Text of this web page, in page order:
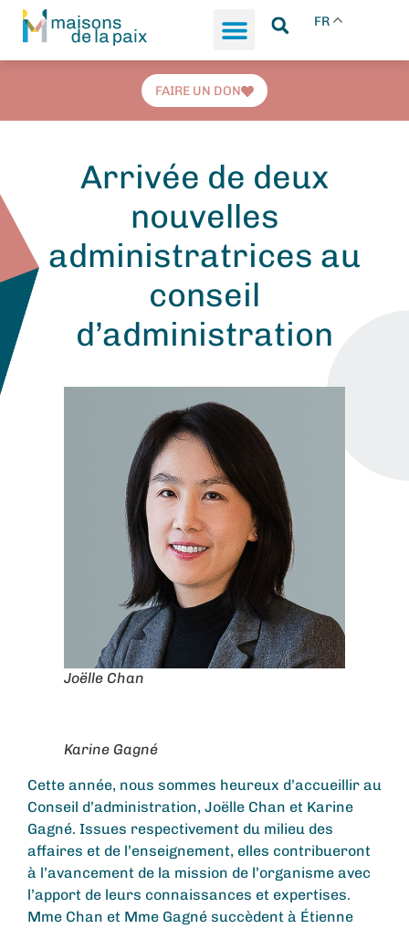
FR
FAIRE UN DON
Arrivée de deux
nouvelles
administratrices au
conseil
d’administration
Joëlle Chan
Karine Gagné
Cette année, nous sommes heureux d’accueillir au
Conseil d’administration, Joëlle Chan et Karine
Gagné. Issues respectivement du milieu des
affaires et de l’enseignement, elles contribueront
à l’avancement de la mission de l’organisme avec
l’apport de leurs connaissances et expertises.
Mme Chan et Mme Gagné succèdent à Étienne